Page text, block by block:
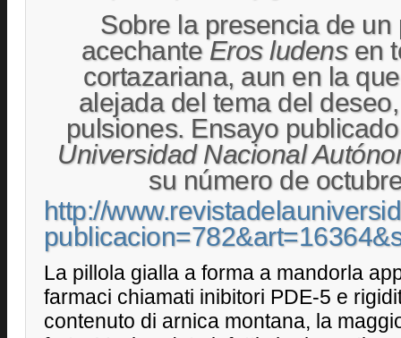
Sobre la presencia de un
acechanteEros ludensen
cortazariana, aun en la
alejada del tema del
pulsiones. Ensayo
Universidad Nacional
su número de
http://
La pillola gialla a forma a mandorla
farmaci chiamati inibitori PDE-5 e
contenuto di arnica montana, la